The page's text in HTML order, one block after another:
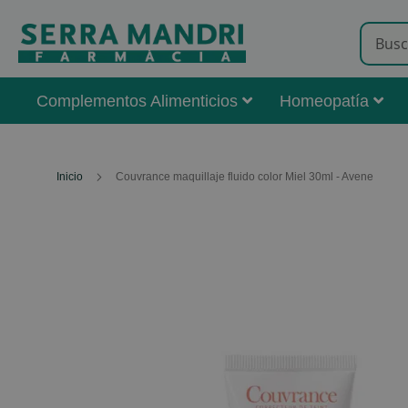
Complementos Alimenticios Homeopatía
Inicio Couvrance maquillaje fluido color Miel 30ml - Avene